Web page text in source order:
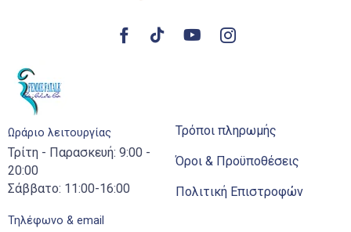
Ωράριο λειτουργίας
Τρίτη - Παρασκευή: 9:00 -
20:00
Σάββατο: 11:00-16:00
Τηλέφωνο & email
Τρόποι πληρωμής
Όροι & Προϋποθέσεις
Πολιτική Επιστροφών